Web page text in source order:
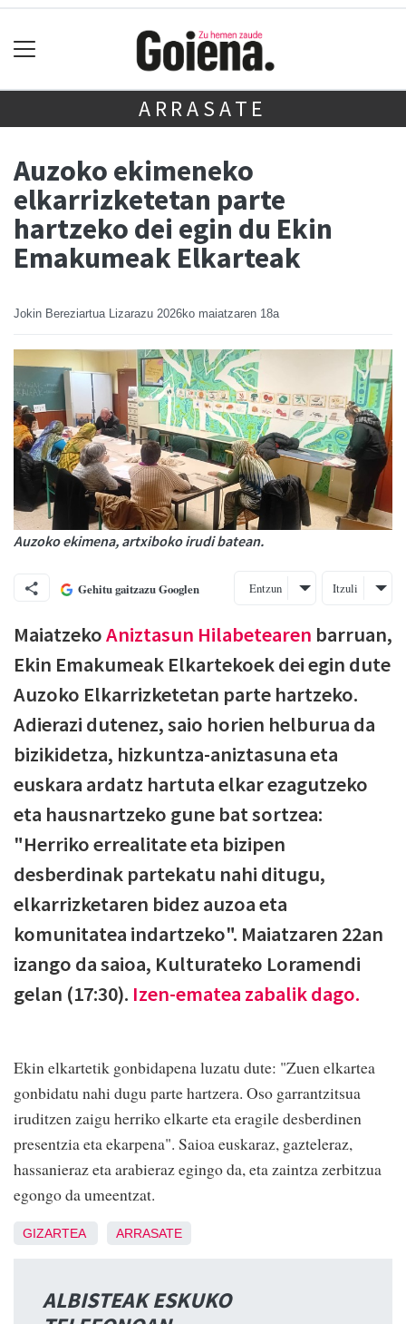
ARRASATE
Auzoko ekimeneko
elkarrizketetan parte
hartzeko dei egin du Ekin
Emakumeak Elkarteak
Jokin Bereziartua Lizarazu 2026ko maiatzaren 18a
Auzoko ekimena, artxiboko irudi batean.
Gehitu gaitzazu Googlen Entzun Itzuli
MaiatzekoAniztasun Hilabetearen barruan,
Ekin Emakumeak Elkartekoek dei egin dute
Auzoko Elkarrizketetan parte hartzeko.
Adierazi dutenez, saio horien helburua da
bizikidetza, hizkuntza-aniztasuna eta
euskara ardatz hartuta elkar ezagutzeko
eta hausnartzeko gune bat sortzea:
"Herriko errealitate eta bizipen
desberdinak partekatu nahi ditugu,
elkarrizketaren bidez auzoa eta
komunitatea indartzeko". Maiatzaren 22an
izango da saioa, Kulturateko Loramendi
gelan (17:30). Izen-ematea zabalik dago.
Ekin elkartetik gonbidapena luzatu dute: "Zuen elkartea
gonbidatu nahi dugu parte hartzera. Oso garrantzitsua
iruditzen zaigu herriko elkarte eta eragile desberdinen
presentzia eta ekarpena". Saioa euskaraz, gazteleraz,
hassanieraz eta arabieraz egingo da, eta zaintza zerbitzua
egongo da umeentzat.
GIZARTEA ARRASATE
ALBISTEAK ESKUKO